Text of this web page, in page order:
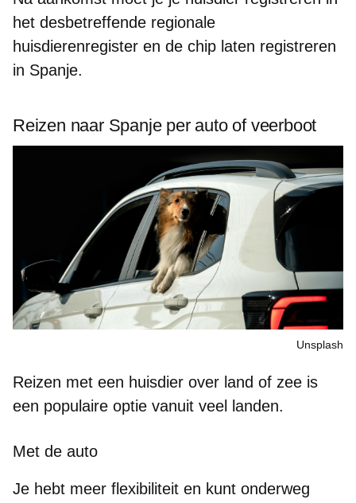
het desbetreffende regionale
huisdierenregister en de chip laten registreren
in Spanje.
Reizen naar Spanje per auto of veerboot
Unsplash
Reizen met een huisdier over land of zee is
een populaire optie vanuit veel landen.
Met de auto
Je hebt meer flexibiliteit en kunt onderweg